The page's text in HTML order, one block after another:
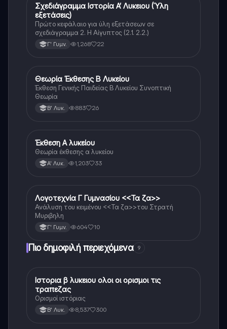
Νέα Ελληνικά
Σχεδιάγραμμα Ιστορία Α’ Λυκειου (Ύλη
εξετάσεις)
Πρώτο κεφάλαιο για ύλη εξετάσεων σε
σχεδιάγραμμα 2. Η Αίγυπτος (2.1. 2.2.)
Γ' Γυμν. 1,268 22
Νέα Ελληνικά
Θεωρία Έκθεσης Β Λυκείου
Έκθεση Γενικής Παιδείας Β Λυκείου Συνοπτική
Θεωρία
Β' Λυκ. 883 26
Νέα Ελληνικά
Έκθεση Α λυκείου
Θεωρία έκθεσης α λυκείου
Α' Λυκ. 1,203 33
Νέα Ελληνικά
Λογοτεχνία Γ Γυμνασίου <<Τα ζα>>
Ανάλυση του κειμένου <<Τα ζα>>του Στρατή
Μυριβηλη
Γ' Γυμν. 604 10
Πιο δημοφιλή περιεχόμενα 9
Ιστορία
Ιστορια β λυκειου ολοι οι ορισμοι τις
τραπεζας
Ορισμοί ιστόριας
Β' Λυκ. 8,537 300